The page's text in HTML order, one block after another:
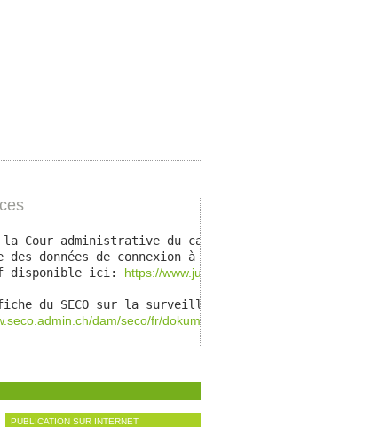
de travail,
règlement interne,
Cour administrative du canton du Juras, ADM 92/
des données de connexion à l’insu des employés
disponible ici: https://www.jura.ch/JUST/Instances-
du SECO sur la surveillance des travailleurs:
dam/seco/fr/dokumente/Arbeit/
PUBLICATION SUR INTERNET